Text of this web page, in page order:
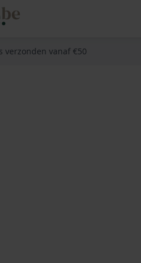
verzonden vanaf €50